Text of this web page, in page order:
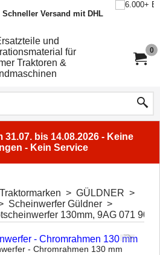
Schneller Versand mit DHL
0
bis 14.08.2026 - Keine
- Kein Service
> GÜLDNER >
Scheinwerfer Güldner >
130mm, 9AG 071 903-
- Chromrahmen 130 mm